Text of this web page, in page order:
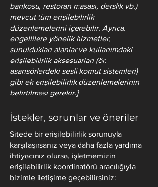
bankosu, restoran masası, derslik vb.)
mevcut tüm erişilebilirlik
düzenlemelerini içerebilir. Ayrıca,
engellilere yönelik hizmetler,
sunuldukları alanlar ve kullanımdaki
erişilebilirlik aksesuarları (ör.
asansörlerdeki sesli komut sistemleri)
gibi ek erişilebilirlik düzenlemelerinin
belirtilmesi gerekir.]
İstekler, sorunlar ve öneriler
Sitede bir erişilebilirlik sorunuyla
karşılaşırsanız veya daha fazla yardıma
ihtiyacınız olursa, işletmemizin
erişilebilirlik koordinatörü aracılığıyla
bizimle iletişime geçebilirsiniz: